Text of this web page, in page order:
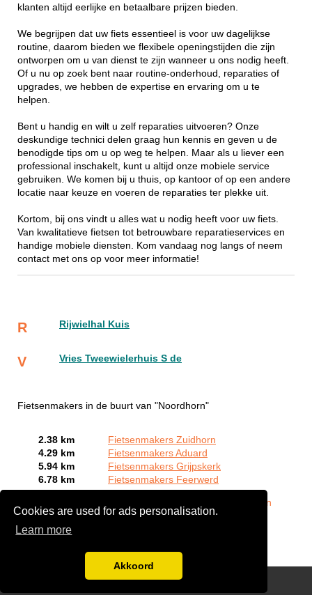
Cookies are used for ads personalisation.
Learn more
Akkoord
klanten altijd eerlijke en betaalbare prijzen bieden.
We begrijpen dat uw fiets essentieel is voor uw dagelijkse
routine, daarom bieden we flexibele openingstijden die zijn
ontworpen om u van dienst te zijn wanneer u ons nodig heeft.
Of u nu op zoek bent naar routine-onderhoud, reparaties of
upgrades, we hebben de expertise en ervaring om u te
helpen.
Bent u handig en wilt u zelf reparaties uitvoeren? Onze
deskundige technici delen graag hun kennis en geven u de
benodigde tips om u op weg te helpen. Maar als u liever een
professional inschakelt, kunt u altijd onze mobiele service
gebruiken. We komen bij u thuis, op kantoor of op een andere
locatie naar keuze en voeren de reparaties ter plekke uit.
Kortom, bij ons vindt u alles wat u nodig heeft voor uw fiets.
Van kwalitatieve fietsen tot betrouwbare reparatieservices en
handige mobiele diensten. Kom vandaag nog langs of neem
contact met ons op voor meer informatie!
R Rijwielhal Kuis
V Vries Tweewielerhuis S de
Fietsenmakers in de buurt van "Noordhorn"
2.38 km
Fietsenmakers Zuidhorn
4.29 km
Fietsenmakers Aduard
5.94 km
Fietsenmakers Grijpskerk
6.78 km
Fietsenmakers Feerwerd
Meld een
bedrijf gratis aan